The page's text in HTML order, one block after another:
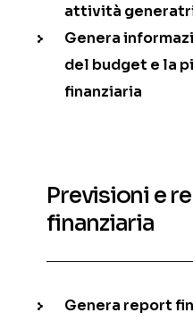
attività
Genera
del budget e la
finanziaria
Previsioni e
finanziaria
Genera report